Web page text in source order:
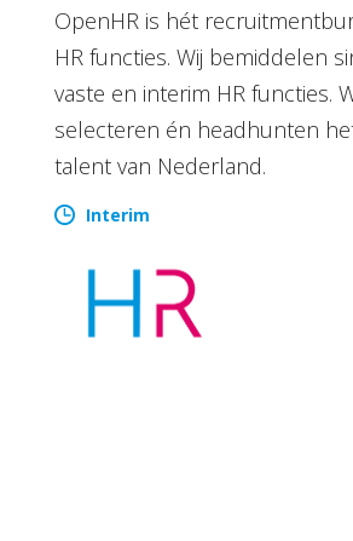
OpenHR is hét
HR functies. Wij bemiddelen
vaste en interim HR functies.
selecteren én headhunten
talent van Nederland.
Interim